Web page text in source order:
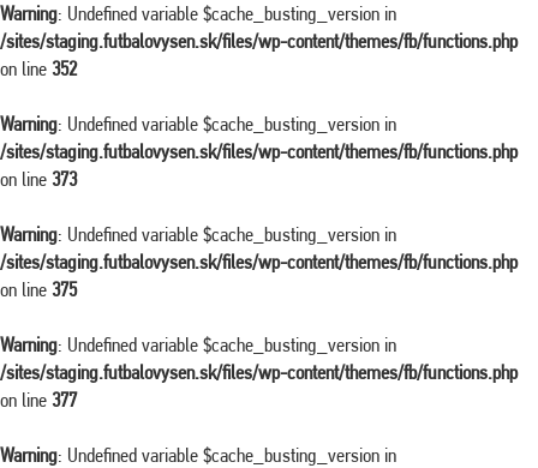
Warning: Undefined variable $cache_busting_version in
/sites/staging.futbalovysen.sk/files/wp-content/themes/fb/functions.php
on line 352
Warning: Undefined variable $cache_busting_version in
/sites/staging.futbalovysen.sk/files/wp-content/themes/fb/functions.php
on line 373
Warning: Undefined variable $cache_busting_version in
/sites/staging.futbalovysen.sk/files/wp-content/themes/fb/functions.php
on line 375
Warning: Undefined variable $cache_busting_version in
/sites/staging.futbalovysen.sk/files/wp-content/themes/fb/functions.php
on line 377
Warning: Undefined variable $cache_busting_version in